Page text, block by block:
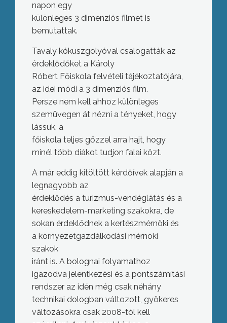
napon egy
különleges 3 dimenziós filmet is
bemutattak.
Tavaly kókuszgolyóval csalogatták az
érdeklődőket a Károly
Róbert Főiskola felvételi tájékoztatójára,
az idei módi a 3 dimenziós film.
Persze nem kell ahhoz különleges
szemüvegen át nézni a tényeket, hogy
lássuk, a
főiskola teljes gőzzel arra hajt, hogy
minél több diákot tudjon falai közt.
A már eddig kitöltött kérdőívek alapján a
legnagyobb az
érdeklődés a turizmus-vendéglátás és a
kereskedelem-marketing szakokra, de
sokan érdeklődnek a kertészmérnöki és
a környezetgazdálkodási mérnöki
szakok
iránt is. A bolognai folyamathoz
igazodva jelentkezési és a pontszámítási
rendszer az idén még csak néhány
technikai dologban változott, gyökeres
változásokra csak 2008-tól kell